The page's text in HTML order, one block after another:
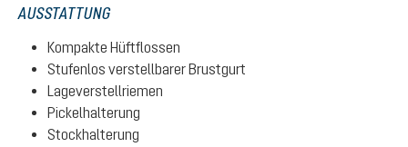
AUSSTATTUNG
Kompakte Hüftflossen
Stufenlos verstellbarer Brustgurt
Lageverstellriemen
Pickelhalterung
Stockhalterung